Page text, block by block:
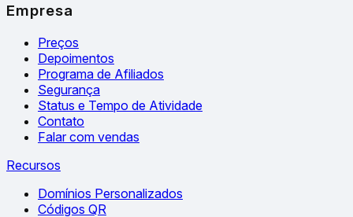
Empresa
Preços
Depoimentos
Programa de Afiliados
Segurança
Status e Tempo de Atividade
Contato
Falar com vendas
Recursos
Domínios Personalizados
Códigos QR